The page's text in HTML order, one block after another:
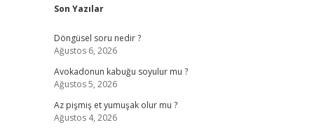
Sidebar
Son Yazılar
Döngüsel soru nedir ?
Ağustos 6, 2026
Avokadonun kabuğu soyulur mu ?
Ağustos 5, 2026
Az pişmiş et yumuşak olur mu ?
Ağustos 4, 2026